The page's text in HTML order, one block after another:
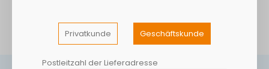
Privatkunde Geschäftskunde
Postleitzahl der Lieferadresse